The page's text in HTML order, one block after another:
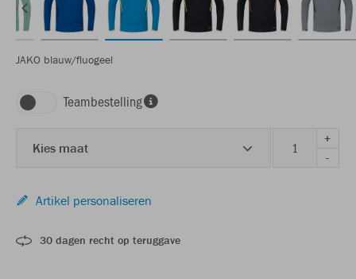
JAKO blauw/fluogeel
Teambestelling
Kies maat
+
-
Artikel personaliseren
30 dagen recht op teruggave